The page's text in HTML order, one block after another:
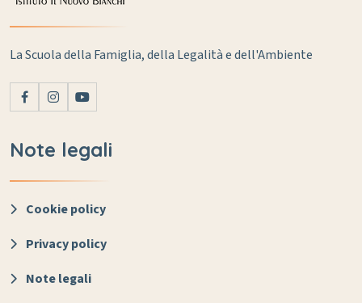
La Scuola della Famiglia, della Legalità e dell'Ambiente
Note legali
Cookie policy
Privacy policy
Note legali